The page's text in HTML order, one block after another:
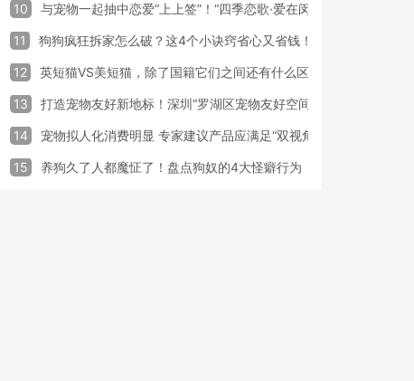
10 与宠物一起抽中恋爱“上上签”！“四季恋歌·爱在闵行”携宠交友引领
11 狗狗疯狂拆家怎么破？这4个小诀窍省心又省钱！
12 英短猫VS美短猫，除了国籍它们之间还有什么区别？
13 打造宠物友好新地标！深圳“罗湖区宠物友好空间活动周”启动
14 宠物拟人化消费明显 专家建议产品应满足“双视角需求”
15 养狗久了人都魔怔了！盘点狗奴的4大怪癖行为